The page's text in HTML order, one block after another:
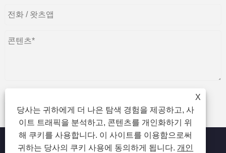
제출하다
X
당사는 귀하에게 더 나은 탐색 경험을 제공하고, 사
이트 트래픽을 분석하고, 콘텐츠를 개인화하기 위
해 쿠키를 사용합니다. 이 사이트를 이용함으로써
귀하는 당사의 쿠키 사용에 동의하게 됩니다. 개인